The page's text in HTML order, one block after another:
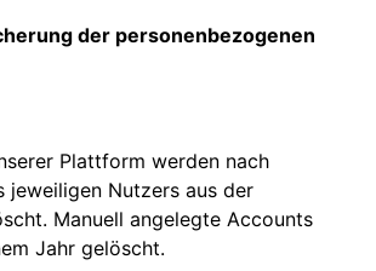
der personenbezogenen
Plattform werden nach
jeweiligen Nutzers aus der
Manuell angelegte Accounts
Jahr gelöscht.